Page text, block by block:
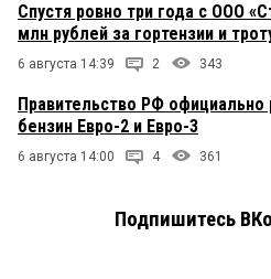
Спустя ровно три года с ООО
млн рублей за гортензии и
6 августа 14:39 2 343
Правительство РФ
бензин Евро-2 и Евро-3
6 августа 14:00 4 361
Подпишитесь